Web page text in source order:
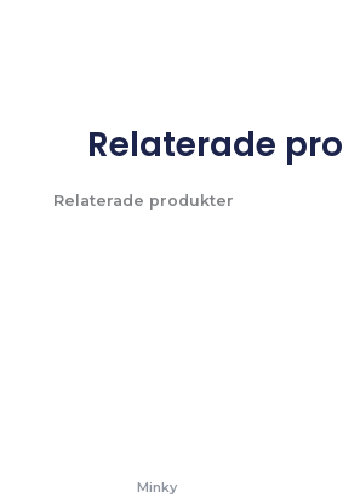
Relaterade
Relaterade produkter
Minky